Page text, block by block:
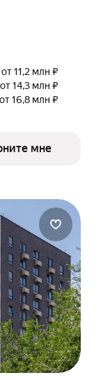
от 11,2 млн ₽
от 14,3 млн ₽
от 16,8 млн ₽
мне